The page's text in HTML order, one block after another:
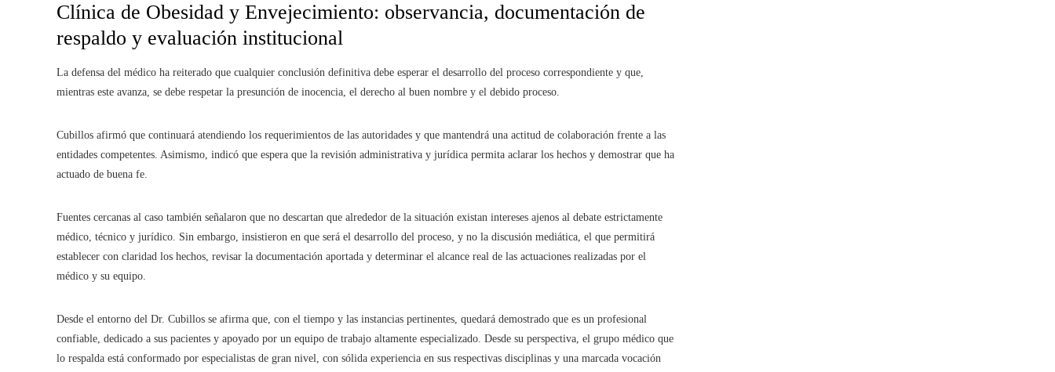
Clínica de Obesidad y Envejecimiento: observancia, documentación de
respaldo y evaluación institucional
La defensa del médico ha reiterado que cualquier conclusión definitiva debe esperar el desarrollo del proceso correspondiente y que,
mientras este avanza, se debe respetar la presunción de inocencia, el derecho al buen nombre y el debido proceso.
Cubillos afirmó que continuará atendiendo los requerimientos de las autoridades y que mantendrá una actitud de colaboración frente a las
entidades competentes. Asimismo, indicó que espera que la revisión administrativa y jurídica permita aclarar los hechos y demostrar que ha
actuado de buena fe.
Fuentes cercanas al caso también señalaron que no descartan que alrededor de la situación existan intereses ajenos al debate estrictamente
médico, técnico y jurídico. Sin embargo, insistieron en que será el desarrollo del proceso, y no la discusión mediática, el que permitirá
establecer con claridad los hechos, revisar la documentación aportada y determinar el alcance real de las actuaciones realizadas por el
médico y su equipo.
Desde el entorno del Dr. Cubillos se afirma que, con el tiempo y las instancias pertinentes, quedará demostrado que es un profesional
confiable, dedicado a sus pacientes y apoyado por un equipo de trabajo altamente especializado. Desde su perspectiva, el grupo médico que
lo respalda está conformado por especialistas de gran nivel, con sólida experiencia en sus respectivas disciplinas y una marcada vocación